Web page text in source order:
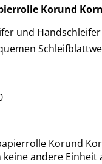
Korund Korn
und
Korund
andere Einheit